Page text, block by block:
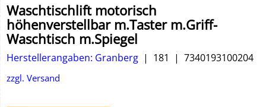
Waschtischlift motorisch
höhenverstellbar m.Taster m.Griff-
Waschtisch m.Spiegel
Herstellerangaben: Granberg 181 7340193100204
zzgl. Versand